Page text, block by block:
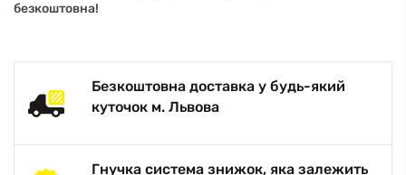
безкоштовна!
Безкоштовна доставка у будь-який
куточок м. Львова
Гнучка система знижок, яка залежить